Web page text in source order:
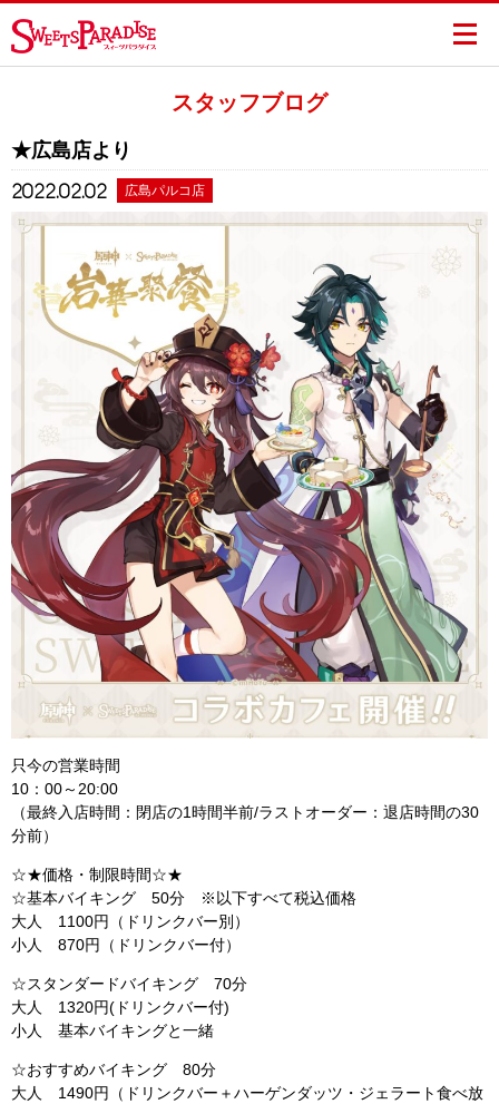
スタッフブログ
★広島店より
2022.02.02 広島パルコ店
只今の営業時間
10：00～20:00
（最終入店時間：閉店の1時間半前/ラストオーダー：退店時間の30
分前）
☆★価格・制限時間☆★
☆基本バイキング 50分 ※以下すべて税込価格
大人 1100円（ドリンクバー別）
小人 870円（ドリンクバー付）
☆スタンダードバイキング 70分
大人 1320円(ドリンクバー付)
小人 基本バイキングと一緒
☆おすすめバイキング 80分
大人 1490円（ドリンクバー＋ハーゲンダッツ・ジェラート食べ放